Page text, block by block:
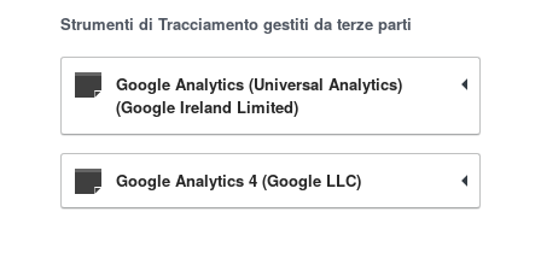
Strumenti di Tracciamento gestiti da terze parti
Google Analytics (Universal Analytics)
(Google Ireland Limited)
Google Analytics 4 (Google LLC)